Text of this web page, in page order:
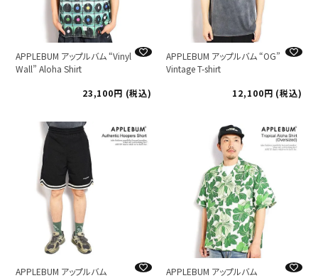
APPLEBUM アップルバム “Vinyl
Wall” Aloha Shirt
23,100
税込
APPLEBUM アップルバム “OG”
Vintage T-shirt
12,100
税込
APPLEBUM アップルバム
APPLEBUM アップルバム